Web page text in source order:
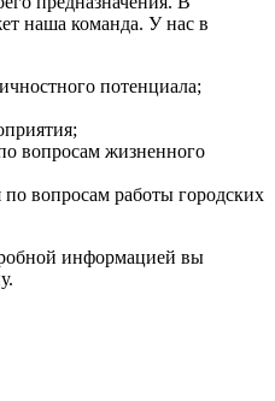
наша команда. У нас в
потенциала;
вопросам жизненного
по вопросам работы городских
информацией вы